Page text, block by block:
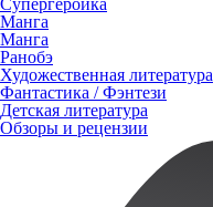
Супергероика
Манга
Манга
Ранобэ
Художественная литература
Фантастика / Фэнтези
Детская литература
Обзоры и рецензии